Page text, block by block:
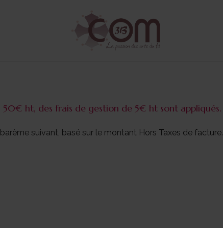
ht, des frais de gestion de 5€ ht sont appliqués.
suivant, basé sur le montant Hors Taxes de facture.